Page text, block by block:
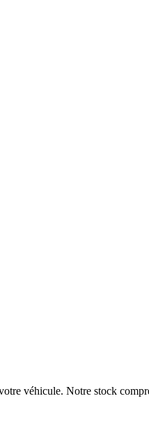
véhicule. Notre stock